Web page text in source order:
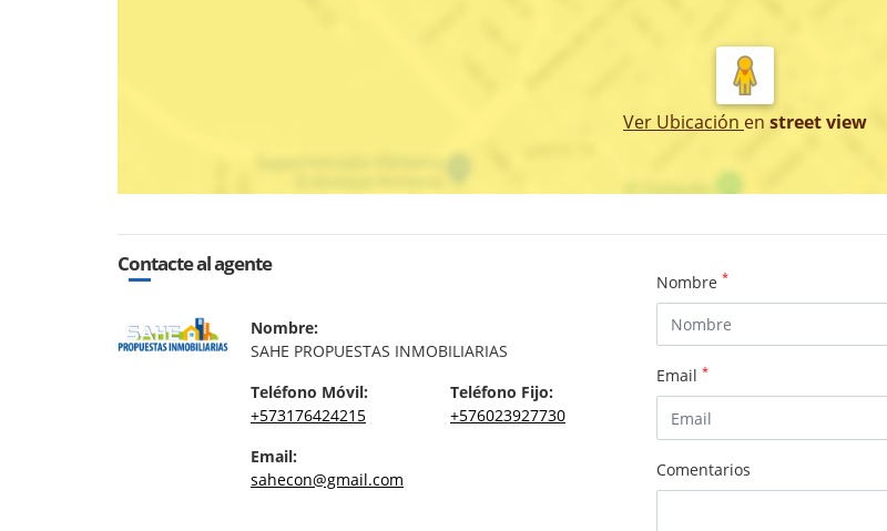
Ver Ubicación en street view
Contacte al agente
Nombre:
SAHE PROPUESTAS INMOBILIARIAS
Teléfono Móvil:
+573176424215
Teléfono Fijo:
+576023927730
Email:
sahecon@gmail.com
Nombre *
Email *
Comentarios